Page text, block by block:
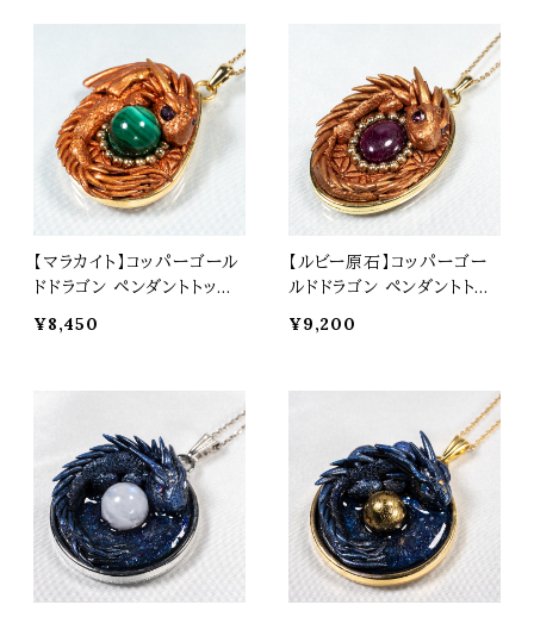
【マラカイト】コッパーゴール
ドドラゴン ペンダントトップ
然石 パワーストーン t0575
¥8,450
【ルビー原石】コッパーゴー
ルドドラゴン ペンダントトッ
天然石 パワーストーン t05
¥9,200